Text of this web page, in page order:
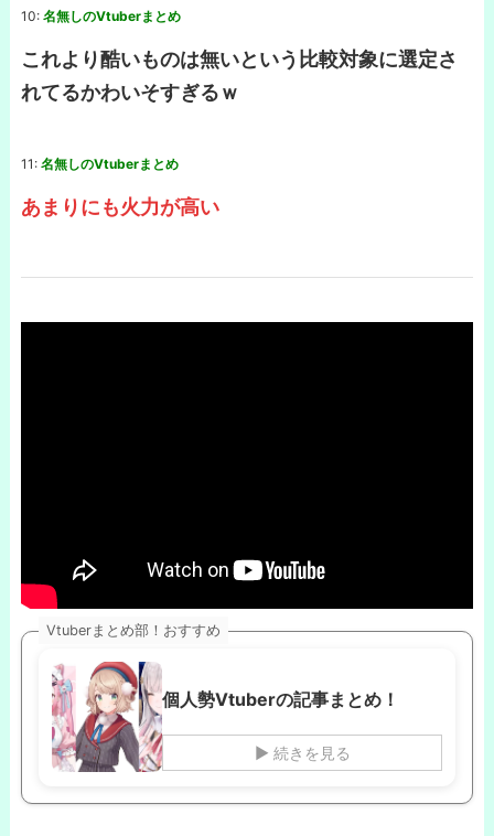
10: 名無しのVtuberまとめ
これより酷いものは無いという比較対象に選定さ
れてるかわいそすぎるｗ
11: 名無しのVtuberまとめ
あまりにも火力が高い
Vtuberまとめ部！おすすめ
個人勢Vtuberの記事まとめ！
▶ 続きを見る